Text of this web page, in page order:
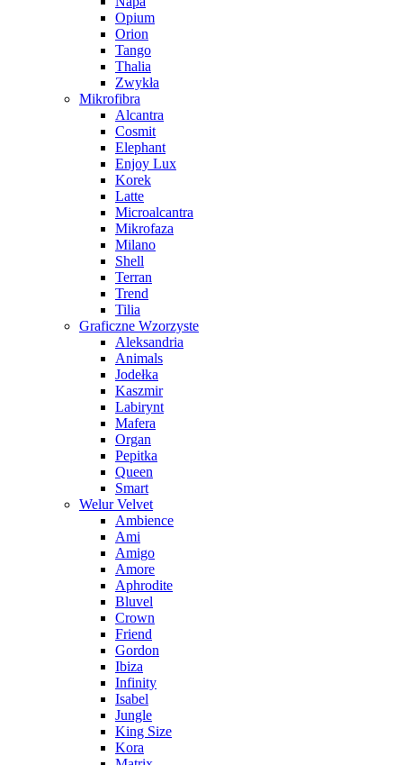
Opium
Orion
Tango
Thalia
Zwykła
Mikrofibra
Alcantra
Cosmit
Elephant
Enjoy Lux
Korek
Latte
Microalcantra
Mikrofaza
Milano
Shell
Terran
Trend
Tilia
Graficzne Wzorzyste
Aleksandria
Animals
Jodełka
Kaszmir
Labirynt
Mafera
Organ
Pepitka
Queen
Smart
Welur Velvet
Ambience
Ami
Amigo
Amore
Aphrodite
Bluvel
Crown
Friend
Gordon
Ibiza
Infinity
Isabel
Jungle
King Size
Kora